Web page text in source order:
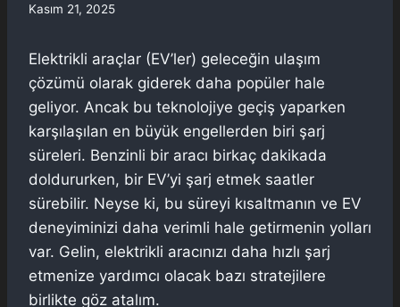
Kasım 21, 2025
Elektrikli araçlar (EV’ler) geleceğin ulaşım
çözümü olarak giderek daha popüler hale
geliyor. Ancak bu teknolojiye geçiş yaparken
karşılaşılan en büyük engellerden biri şarj
süreleri. Benzinli bir aracı birkaç dakikada
doldururken, bir EV’yi şarj etmek saatler
sürebilir. Neyse ki, bu süreyi kısaltmanın ve EV
deneyiminizi daha verimli hale getirmenin yolları
var. Gelin, elektrikli aracınızı daha hızlı şarj
etmenize yardımcı olacak bazı stratejilere
birlikte göz atalım.